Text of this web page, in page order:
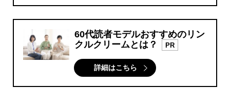
60代読者モデルおすすめのリン
クルクリームとは？
PR
詳細はこちら